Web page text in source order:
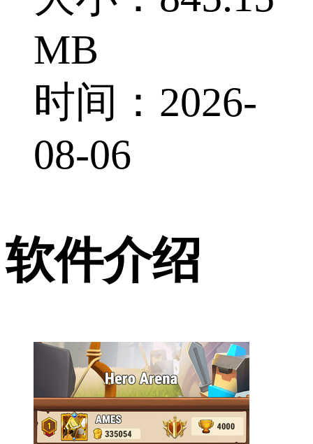
MB
时间：2026-
08-06
软件介绍